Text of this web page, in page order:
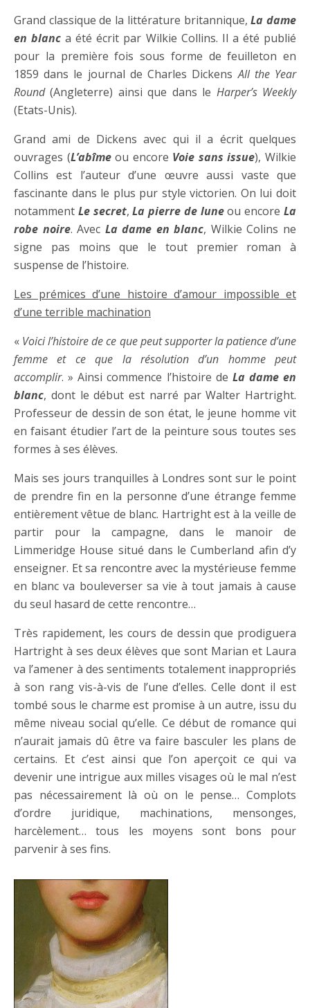
Grand classique de la littérature britannique,La dame
en blanc a été écrit par Wilkie Collins. Il a été publié
pour la première fois sous forme de feuilleton en
1859 dans le journal de Charles DickensAll the Year
Round(Angleterre) ainsi que dans le Harper’s Weekly
(Etats-Unis).
Grand ami de Dickens avec qui il a écrit quelques
ouvrages (L’abîmeou encore Voie sans issue), Wilkie
Collins est l’auteur d’une œuvre aussi vaste que
fascinante dans le plus pur style victorien. On lui doit
notamment Le secret,La pierre de luneou encoreLa
robe noire. Avec La dame en blanc, Wilkie Colins ne
signe pas moins que le tout premier roman à
suspense de l’histoire.
Les prémices d’une histoire d’amour impossible et
d’une terrible machination
« Voici l’histoire de ce que peut supporter la patience d’une
femme et ce que la résolution d’un homme peut
accomplir. » Ainsi commence l’histoire de La dame en
blanc, dont le début est narré par Walter Hartright.
Professeur de dessin de son état, le jeune homme vit
en faisant étudier l’art de la peinture sous toutes ses
formes à ses élèves.
Mais ses jours tranquilles à Londres sont sur le point
de prendre fin en la personne d’une étrange femme
entièrement vêtue de blanc. Hartright est à la veille de
partir pour la campagne, dans le manoir de
Limmeridge House situé dans le Cumberland afin d’y
enseigner. Et sa rencontre avec la mystérieuse femme
en blanc va bouleverser sa vie à tout jamais à cause
du seul hasard de cette rencontre…
Très rapidement, les cours de dessin que prodiguera
Hartright à ses deux élèves que sont Marian et Laura
va l’amener à des sentiments totalement inappropriés
à son rang vis-à-vis de l’une d’elles. Celle dont il est
tombé sous le charme est promise à un autre, issu du
même niveau social qu’elle. Ce début de romance qui
n’aurait jamais dû être va faire basculer les plans de
certains. Et c’est ainsi que l’on aperçoit ce qui va
devenir une intrigue aux milles visages où le mal n’est
pas nécessairement là où on le pense… Complots
d’ordre juridique, machinations, mensonges,
harcèlement… tous les moyens sont bons pour
parvenir à ses fins.